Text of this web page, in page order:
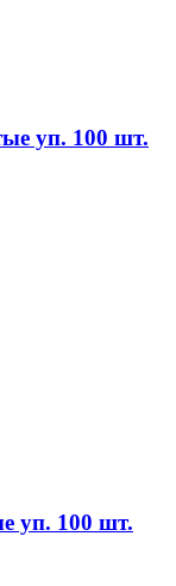
уп. 100 шт.
уп. 100 шт.